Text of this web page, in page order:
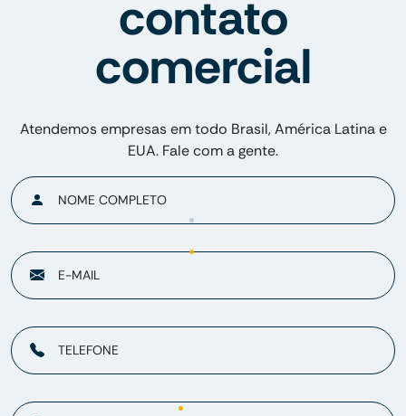
contato
comercial
Atendemos empresas em todo Brasil, América Latina e
EUA. Fale com a gente.
NOME COMPLETO
E-MAIL
TELEFONE